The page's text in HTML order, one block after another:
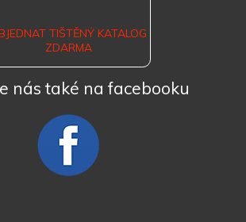
TIŠTĚNÝ KATALOG
ZDARMA
nás také na facebooku